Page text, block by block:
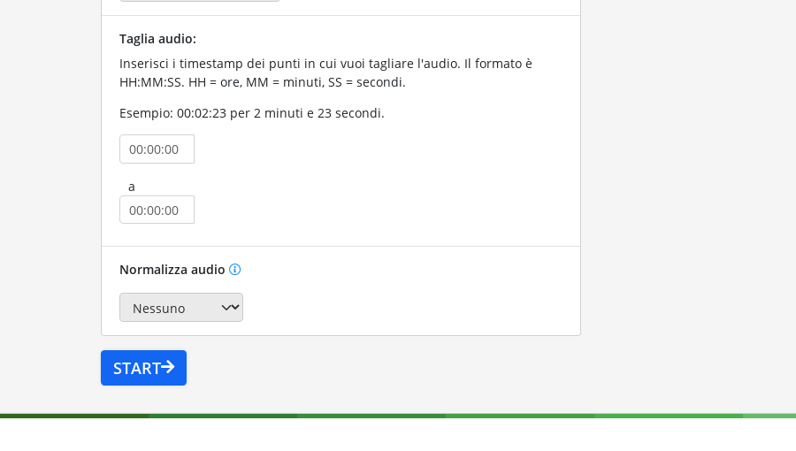
Taglia audio:
Inserisci i timestamp dei punti in cui vuoi tagliare l'audio. Il formato è
HH:MM:SS. HH = ore, MM = minuti, SS = secondi.
Esempio: 00:02:23 per 2 minuti e 23 secondi.
a
Normalizza audio
START